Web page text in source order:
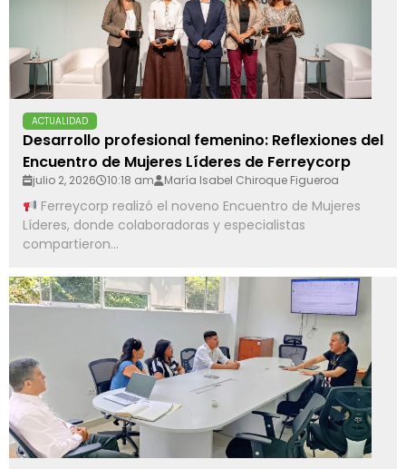
ACTUALIDAD
Desarrollo profesional femenino: Reflexiones del
Encuentro de Mujeres Líderes de Ferreycorp
julio 2, 2026 10:18 am María Isabel Chiroque Figueroa
Ferreycorp realizó el noveno Encuentro de Mujeres
Líderes, donde colaboradoras y especialistas
compartieron...